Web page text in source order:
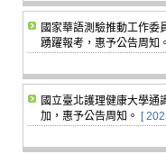
國家華語測驗推動工作委
踴躍報考，惠予公告周知
國立臺北護理健康大學通
加，惠予公告周知。
[